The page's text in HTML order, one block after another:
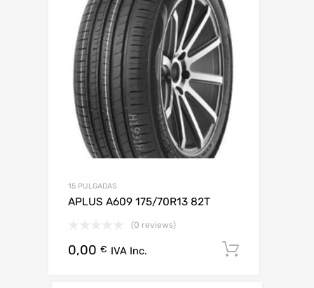
15 PULGADAS
APLUS A609 175/70R13 82T
(0 reviews)
0,00 € IVA Inc.